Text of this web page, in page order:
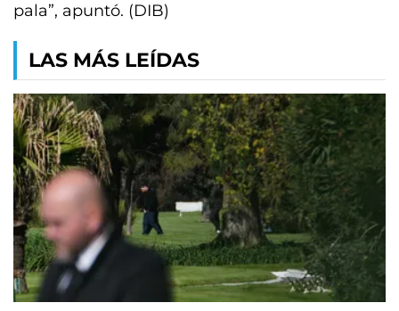
pala”, apuntó. (DIB)
LAS MÁS LEÍDAS